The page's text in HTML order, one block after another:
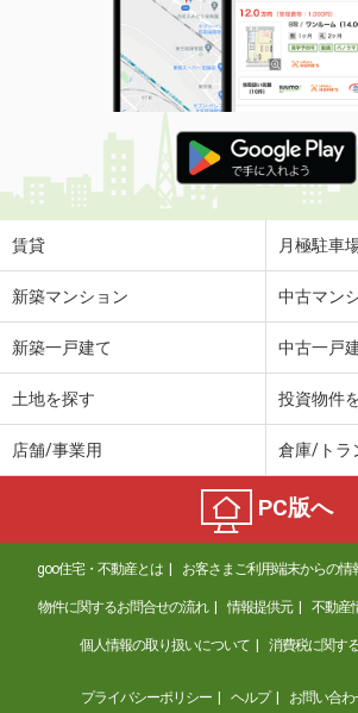
賃貸 月極駐車
新築マンション 中古マン
新築一戸建て 中古一戸
土地を探す 投資物件
店舗/事業用 倉庫/トラ
PC版へ
goo住宅・不動産とは お客さまご利用端末からの情
物件に関するお問合せの流れ 情報提供元 不動産
個人情報の取り扱いについて 消費税に関す
プライバシーポリシー ヘルプ お問い合わ